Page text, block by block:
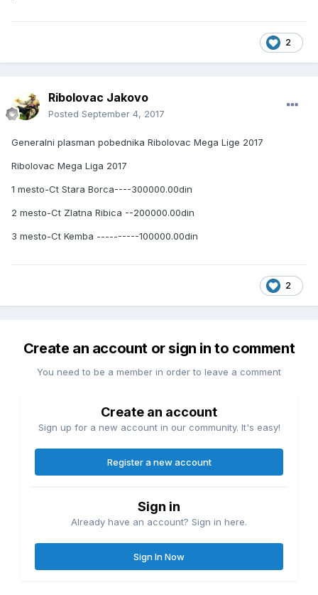
2
Ribolovac Jakovo
Posted September 4, 2017
Generalni plasman pobednika Ribolovac Mega Lige 2017
Ribolovac Mega Liga 2017
1 mesto-Ct Stara Borca----300000.00din
2 mesto-Ct Zlatna Ribica --200000.00din
3 mesto-Ct Kemba ----------100000.00din
2
Create an account or sign in to comment
You need to be a member in order to leave a comment
Create an account
Sign up for a new account in our community. It's easy!
Register a new account
Sign in
Already have an account? Sign in here.
Sign In Now